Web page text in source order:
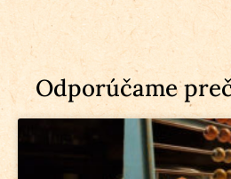
Odporúčame